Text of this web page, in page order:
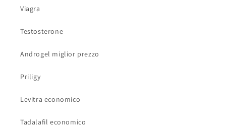
Viagra
Testosterone
Androgel miglior prezzo
Priligy
Levitra economico
Tadalafil economico